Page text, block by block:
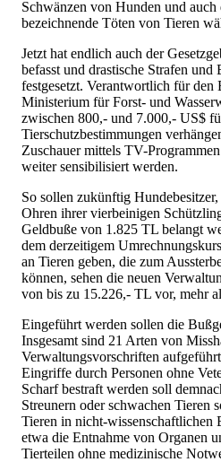
Schwänzen von Hunden und auch
bezeichnende Töten von Tieren
Jetzt hat endlich auch der
befasst und drastische Strafen
festgesetzt. Verantwortlich für den
Ministerium für Forst- und
zwischen 800,- und 7.000,- US$
Tierschutzbestimmungen
Zuschauer mittels TV-
weiter sensibilisiert werden.
So sollen zukünftig
Ohren ihrer vierbeinigen
Geldbuße von 1.825 TL belangt
dem derzeitigem
an Tieren geben, die zum
können, sehen die neuen
von bis zu 15.226,- TL vor, mehr
Eingeführt werden sollen die
Insgesamt sind 21 Arten von
Verwaltungsvorschriften
Eingriffe durch Personen ohne
Scharf bestraft werden soll
Streunern oder schwachen Tieren
Tieren in nicht-wissenschaftlichen
etwa die Entnahme von Organen
Tierteilen ohne medizinische